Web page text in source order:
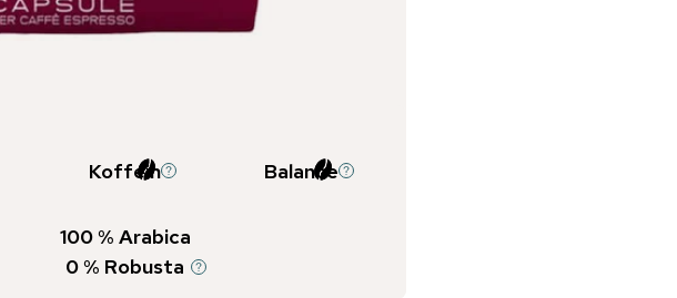
Koffein Balance
100% Arabica
0% Robusta